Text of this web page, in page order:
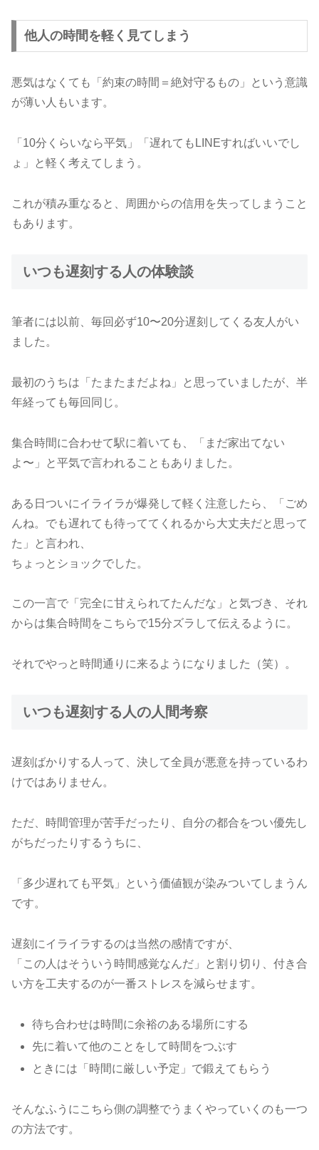
他人の時間を軽く見てしまう
悪気はなくても「約束の時間＝絶対守るもの」という意識
が薄い人もいます。
「10分くらいなら平気」「遅れてもLINEすればいいでし
ょ」と軽く考えてしまう。
これが積み重なると、周囲からの信用を失ってしまうこと
もあります。
いつも遅刻する人の体験談
筆者には以前、毎回必ず10〜20分遅刻してくる友人がい
ました。
最初のうちは「たまたまだよね」と思っていましたが、半
年経っても毎回同じ。
集合時間に合わせて駅に着いても、「まだ家出てない
よ〜」と平気で言われることもありました。
ある日ついにイライラが爆発して軽く注意したら、「ごめ
んね。でも遅れても待っててくれるから大丈夫だと思って
た」と言われ、
ちょっとショックでした。
この一言で「完全に甘えられてたんだな」と気づき、それ
からは集合時間をこちらで15分ズラして伝えるように。
それでやっと時間通りに来るようになりました（笑）。
いつも遅刻する人の人間考察
遅刻ばかりする人って、決して全員が悪意を持っているわ
けではありません。
ただ、時間管理が苦手だったり、自分の都合をつい優先し
がちだったりするうちに、
「多少遅れても平気」という価値観が染みついてしまうん
です。
遅刻にイライラするのは当然の感情ですが、
「この人はそういう時間感覚なんだ」と割り切り、付き合
い方を工夫するのが一番ストレスを減らせます。
待ち合わせは時間に余裕のある場所にする
先に着いて他のことをして時間をつぶす
ときには「時間に厳しい予定」で鍛えてもらう
そんなふうにこちら側の調整でうまくやっていくのも一つ
の方法です。